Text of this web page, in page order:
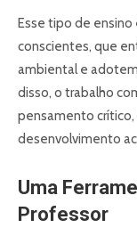
Esse tipo de ensino
conscientes, que
ambiental e
disso, o trabalho
pensamento
desenvolvimento
Uma
Professor